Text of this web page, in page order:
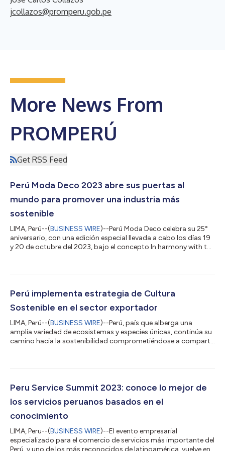
jcollazos@promperu.gob.pe
More News From
PROMPERÚ
Get RSS Feed
Perú Moda Deco 2023 abre sus puertas al
mundo para promover una industria más
sostenible
LIMA, Perú--(BUSINESS WIRE)--Perú Moda Deco celebra su 25°
aniversario, con una edición especial llevada a cabo los días 19
y 20 de octubre del 2023, bajo el concepto In harmony with the
excepcional desde sus inicios, para dar a conocer al mundo lo
alpaca y prendas para bebés y niños, así como calzados,
joyería y prod...
Perú implementa estrategia de Cultura
Sostenible en el sector exportador
LIMA, Perú--(BUSINESS WIRE)--Perú, país que alberga una
amplia variedad de ecosistemas y especies únicas, continúa su
camino hacia la sostenibilidad comprometiéndose a compartir
en sus cadenas de producción. Es así como PROMPERÚ, la
sudamericano, presenta la estrategia Cultura Sostenible, una
Peru Service Summit 2023: conoce lo mejor de
los servicios peruanos basados en el
conocimiento
LIMA, Peru--(BUSINESS WIRE)--El evento empresarial
especializado para el comercio de servicios más importante del
Perú, y uno de los más reconocidos de latinoamérica, vuelve en